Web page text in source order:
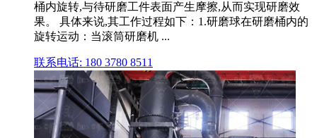
桶内旋转,与待研磨工件表面产生摩擦,从而实现研磨效
果。 具体来说,其工作过程如下：1.研磨球在研磨桶内的
旋转运动：当滚筒研磨机 ...
联系电话: 180 3780 8511